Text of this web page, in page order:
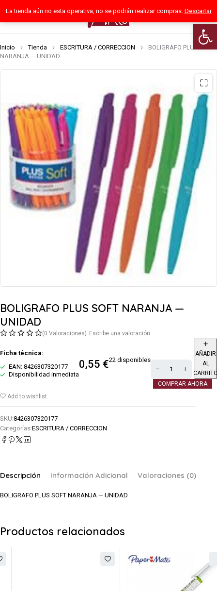
Abrir
La tienda aún no esta operativa, no se podrán realizar compras. Descartar
0
Inicio Tienda ESCRITURA / CORRECCION
BOLIGRAFO PLUS SOFT
NARANJA — UNIDAD
BOLIGRAFO PLUS SOFT NARANJA —
UNIDAD
(0 Valoraciones) Escribe una valoración
Ficha técnica:
EAN: 8426307320177
Disponibilidad inmediata
0,55 €22 disponibles
AÑADIR
AL
COMPRAR AHORA
Add to wishlist
SKU:8426307320177
Categorías:ESCRITURA / CORRECCION
Descripción Información Adicional Valoraciones (0)
BOLIGRAFO PLUS SOFT NARANJA — UNIDAD
Productos relacionados